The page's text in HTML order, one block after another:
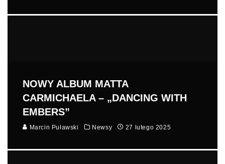
NOWY ALBUM MATTA
CARMICHAELA – „DANCING WITH
EMBERS”
Marcin Puławski Newsy 27 lutego 2025